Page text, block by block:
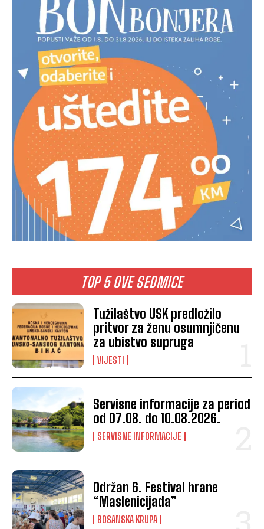
TOP 5 OVE SEDMICE
Tužilaštvo USK predložilo
pritvor za ženu osumnjičenu
za ubistvo supruga
VIJESTI
Servisne informacije za period
od 07.08. do 10.08.2026.
SERVISNE INFORMACIJE
Održan 6. Festival hrane
“Maslenicijada”
BOSANSKA KRUPA